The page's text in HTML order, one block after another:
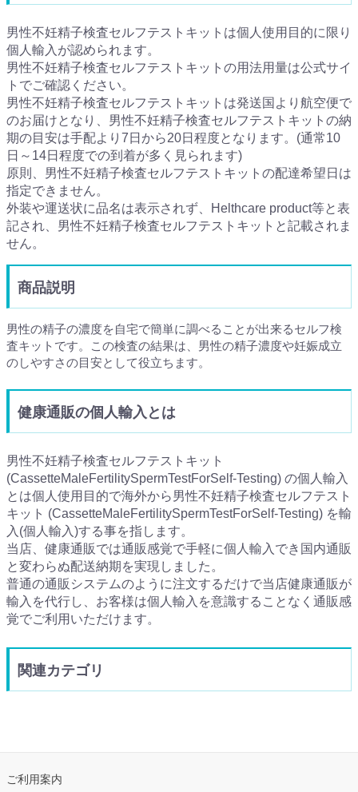
男性不妊精子検査セルフテストキットは個人使用目的に限り
個人輸入が認められます。
男性不妊精子検査セルフテストキットの用法用量は公式サイ
トでご確認ください。
男性不妊精子検査セルフテストキットは発送国より航空便で
のお届けとなり、男性不妊精子検査セルフテストキットの納
期の目安は手配より7日から20日程度となります。(通常10
日～14日程度での到着が多く見られます)
原則、男性不妊精子検査セルフテストキットの配達希望日は
指定できません。
外装や運送状に品名は表示されず、Helthcare product等と表
記され、男性不妊精子検査セルフテストキットと記載されま
せん。
商品説明
男性の精子の濃度を自宅で簡単に調べることが出来るセルフ検
査キットです。この検査の結果は、男性の精子濃度や妊娠成立
のしやすさの目安として役立ちます。
健康通販の個人輸入とは
男性不妊精子検査セルフテストキット
(CassetteMaleFertilitySpermTestForSelf-Testing) の個人輸入
とは個人使用目的で海外から男性不妊精子検査セルフテスト
キット (CassetteMaleFertilitySpermTestForSelf-Testing) を輸
入(個人輸入)する事を指します。
当店、健康通販では通販感覚で手軽に個人輸入でき国内通販
と変わらぬ配送納期を実現しました。
普通の通販システムのように注文するだけで当店健康通販が
輸入を代行し、お客様は個人輸入を意識することなく通販感
覚でご利用いただけます。
関連カテゴリ
ご利用案内